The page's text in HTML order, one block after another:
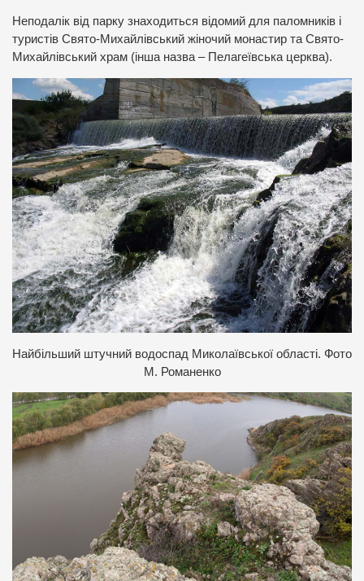
Неподалік від парку знаходиться відомий для паломників і
туристів Свято-Михайлівський жіночий монастир та Свято-
Михайлівський храм (інша назва – Пелагеївська церква).
Найбільший штучний водоспад Миколаївської області. Фото
М. Романенко